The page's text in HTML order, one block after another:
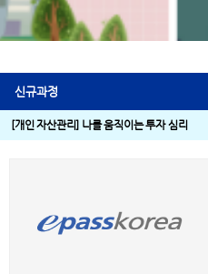
신규과정
[개인 자산관리] 나를 움직이는 투자 심리